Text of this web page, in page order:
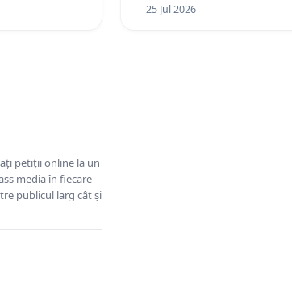
25 Jul 2026
petiții online la un
media în fiecare
publicul larg cât și